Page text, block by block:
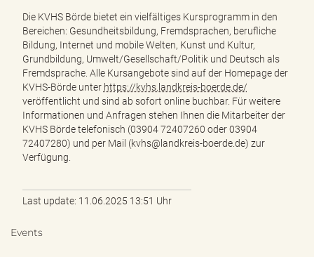
Die KVHS Börde bietet ein vielfältiges Kursprogramm in den
Bereichen: Gesundheitsbildung, Fremdsprachen, berufliche
Bildung, Internet und mobile Welten, Kunst und Kultur,
Grundbildung, Umwelt/Gesellschaft/Politik und Deutsch als
Fremdsprache. Alle Kursangebote sind auf der Homepage der
KVHS-Börde unter https://kvhs.landkreis-boerde.de/
veröffentlicht und sind ab sofort online buchbar. Für weitere
Informationen und Anfragen stehen Ihnen die Mitarbeiter der
KVHS Börde telefonisch (03904 72407260 oder 03904
72407280) und per Mail (kvhs@landkreis-boerde.de) zur
Verfügung.
Last update: 11.06.2025 13:51 Uhr
Events